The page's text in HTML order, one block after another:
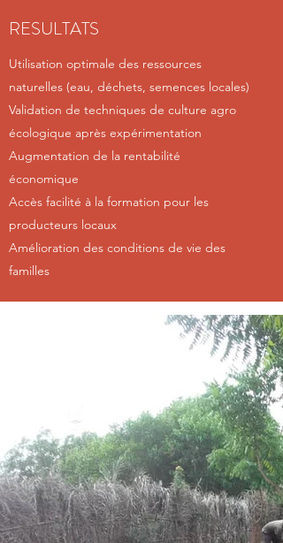
RESULTATS
Utilisation optimale des ressources
naturelles (eau, déchets, semences locales)
Validation de techniques de culture agro
écologique après expérimentation
Augmentation de la rentabilité
économique
Accès facilité à la formation pour les
producteurs locaux
Amélioration des conditions de vie des
familles